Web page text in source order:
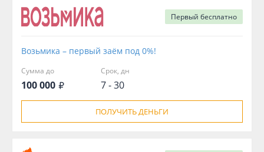
Первый бесплатно
Возьмика – первый заём под 0%!
Сумма до
100 000
Срок, дн
7 - 30
ПОЛУЧИТЬ ДЕНЬГИ